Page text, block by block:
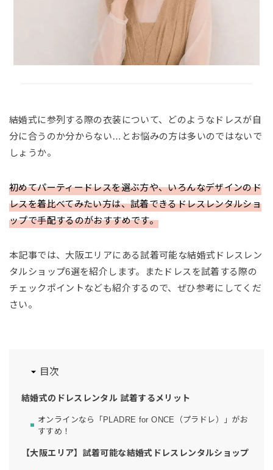
結婚式に参列する際の衣装について、どのようなドレスが自
分に合うのか分からない…とお悩みの方は多いのではないで
しょうか。
初めてパーティードレスを選ぶ方や、いろんなデザインのド
レスを着比べてみたい方は、試着できるドレスレンタルショ
ップで手配するのがおすすめです。
本記事では、大阪エリアにある試着可能な結婚式ドレスレン
タルショップ6選を紹介します。またドレスを試着する際の
チェックポイントなども紹介するので、ぜひ参考にしてくだ
さい。
目次
結婚式のドレスレンタル 試着するメリット
オンラインなら「PLADRE for ONCE（プラドレ）」がお
すすめ！
【大阪エリア】試着可能な結婚式ドレスレンタルショップ